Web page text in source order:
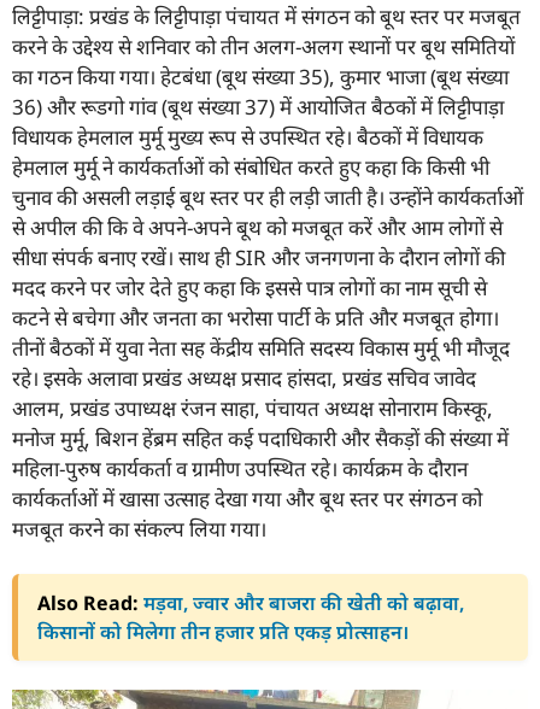
लिट्टीपाड़ा: प्रखंड के लिट्टीपाड़ा पंचायत में संगठन को बूथ स्तर पर मजबूत
करने के उद्देश्य से शनिवार को तीन अलग-अलग स्थानों पर बूथ समितियों
का गठन किया गया। हेटबंधा (बूथ संख्या 35), कुमार भाजा (बूथ संख्या
36) और रूडगो गांव (बूथ संख्या 37) में आयोजित बैठकों में लिट्टीपाड़ा
विधायक हेमलाल मुर्मू मुख्य रूप से उपस्थित रहे। बैठकों में विधायक
हेमलाल मुर्मू ने कार्यकर्ताओं को संबोधित करते हुए कहा कि किसी भी
चुनाव की असली लड़ाई बूथ स्तर पर ही लड़ी जाती है। उन्होंने कार्यकर्ताओं
से अपील की कि वे अपने-अपने बूथ को मजबूत करें और आम लोगों से
सीधा संपर्क बनाए रखें। साथ ही SIR और जनगणना के दौरान लोगों की
मदद करने पर जोर देते हुए कहा कि इससे पात्र लोगों का नाम सूची से
कटने से बचेगा और जनता का भरोसा पार्टी के प्रति और मजबूत होगा।
तीनों बैठकों में युवा नेता सह केंद्रीय समिति सदस्य विकास मुर्मू भी मौजूद
रहे। इसके अलावा प्रखंड अध्यक्ष प्रसाद हांसदा, प्रखंड सचिव जावेद
आलम, प्रखंड उपाध्यक्ष रंजन साहा, पंचायत अध्यक्ष सोनाराम किस्कू,
मनोज मुर्मू, बिशन हेंब्रम सहित कई पदाधिकारी और सैकड़ों की संख्या में
महिला-पुरुष कार्यकर्ता व ग्रामीण उपस्थित रहे। कार्यक्रम के दौरान
कार्यकर्ताओं में खासा उत्साह देखा गया और बूथ स्तर पर संगठन को
मजबूत करने का संकल्प लिया गया।
Also Read: मड़वा, ज्वार और बाजरा की खेती को बढ़ावा,
किसानों को मिलेगा तीन हजार प्रति एकड़ प्रोत्साहन।